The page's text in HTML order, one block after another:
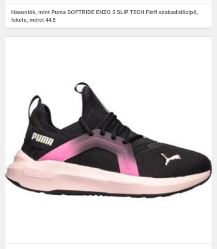
Hasonlók, mint Puma SOFTRIDE ENZO 5 SLIP TECH Férfi szabadidőcipő,
fekete, méret 44.5